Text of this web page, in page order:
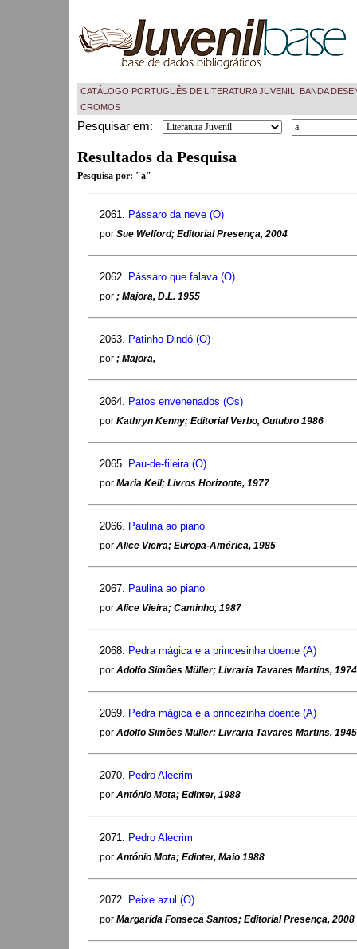
CATÁLOGO PORTUGUÊS DE LITERATURA JUVENIL, BANDA
CROMOS
Pesquisar em:
Resultados da Pesquisa
Pesquisa por: "a"
2061. Pássaro da neve (O)
por Sue Welford; Editorial Presença, 2004
2062. Pássaro que falava (O)
por ; Majora, D.L. 1955
2063. Patinho Dindó (O)
por ; Majora,
2064. Patos envenenados (Os)
por Kathryn Kenny; Editorial Verbo, Outubro 1986
2065. Pau-de-fileira (O)
por Maria Keil; Livros Horizonte, 1977
2066. Paulina ao piano
por Alice Vieira; Europa-América, 1985
2067. Paulina ao piano
por Alice Vieira; Caminho, 1987
2068. Pedra mágica e a princesinha doente (A)
por Adolfo Simões Müller; Livraria Tavares Martins, 1974
2069. Pedra mágica e a princezinha doente (A)
por Adolfo Simões Müller; Livraria Tavares Martins, 1945
2070. Pedro Alecrim
por António Mota; Edinter, 1988
2071. Pedro Alecrim
por António Mota; Edinter, Maio 1988
2072. Peixe azul (O)
por Margarida Fonseca Santos; Editorial Presença, 2008